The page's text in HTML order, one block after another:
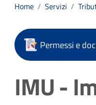
Home / Servizi /
Permessi e
IMU -